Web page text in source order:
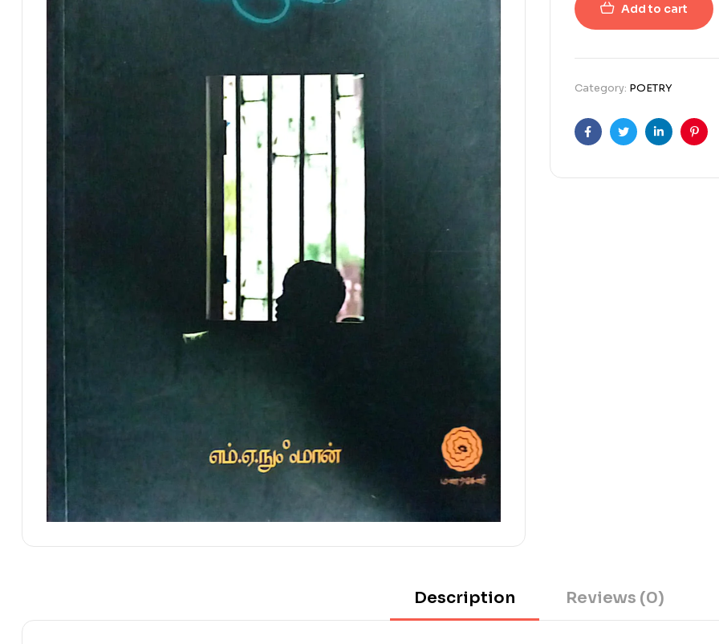
Add to cart
Category: POETRY
FacebookTwitterLinkedin
Description Reviews (0)